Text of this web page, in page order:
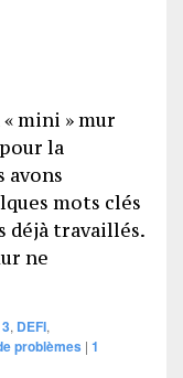
mini » mur
la
avons
mots clés
déjà travaillés.
ne
de mots
, DEFI,
problèmes | 1